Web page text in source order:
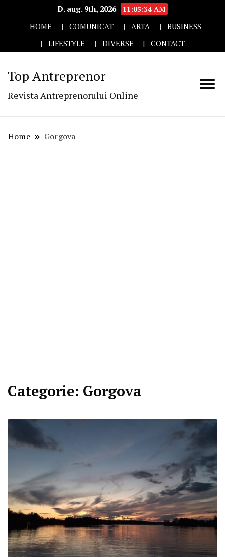
D. aug. 9th, 2026
11:05:35 AM
HOME
COMUNICAT ARTA
BUSINESS
LIFESTYLE
DIVERSE CONTACT
Top Antreprenor
Revista Antreprenorului Online
Home Gorgova
Categorie: Gorgova